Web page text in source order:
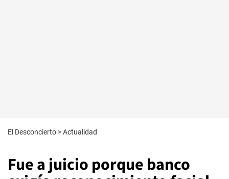
El Desconcierto >Actualidad
Fue a juicio porque banco